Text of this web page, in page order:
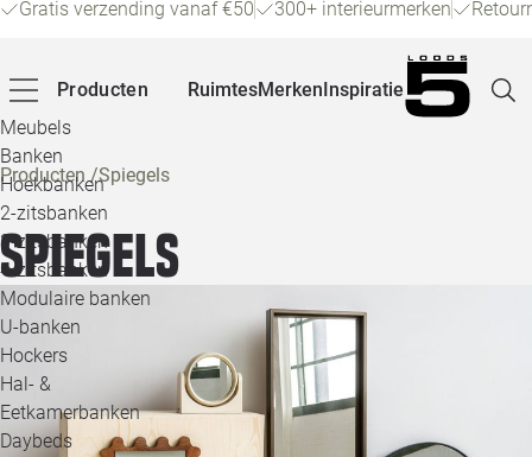
Gratis verzending vanaf €50 300+ interieurmerken
Producten
Meubels
Banken
Hoekbanken
2-zitsbanken
3-zitsbanken
4-zitsbanken
Modulaire banken
U-banken
Hockers
Hal- &
Eetkamerbanken
Daybeds
RuimtesMerkenInspiratie
Producten/Spiegels
Spiegels